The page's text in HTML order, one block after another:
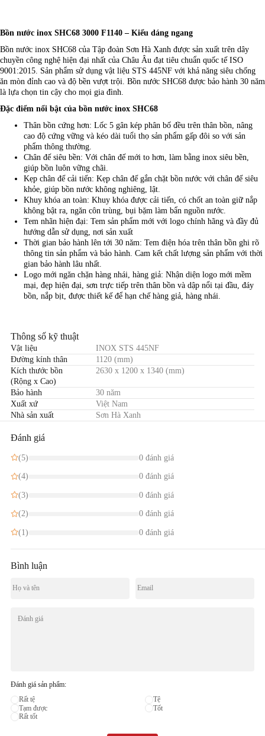
Bồn nước inox SHC68 3000 F1140 – Kiểu dáng ngang
Bồn nước inox SHC68 của Tập đoàn Sơn Hà Xanh được sản xuất trên dây
chuyền công nghệ hiện đại nhất của Châu Âu đạt tiêu chuẩn quốc tế ISO
9001:2015. Sản phẩm sử dụng vật liệu STS 445NF với khả năng siêu chống
ăn mòn đỉnh cao và độ bền vượt trội. Bồn nước SHC68 được bảo hành 30 năm
là lựa chọn tin cậy cho mọi gia đình.
Đặc điểm nổi bật của bồn nước inox SHC68
Thân bồn cứng hơn: Lốc 5 gân kép phân bố đều trên thân bồn, nâng
cao độ cứng vững và kéo dài tuổi thọ sản phẩm gấp đôi so với sản
phẩm thông thường.
Chân đế siêu bền: Với chân đế mới to hơn, làm bằng inox siêu bền,
giúp bồn luôn vững chãi.
Kẹp chân đế cải tiến: Kẹp chân đế gắn chặt bồn nước với chân đế siêu
khỏe, giúp bồn nước không nghiêng, lật.
Khuy khóa an toàn: Khuy khóa được cải tiến, có chốt an toàn giữ nắp
không bật ra, ngăn côn trùng, bụi bặm làm bẩn nguồn nước.
Tem nhãn hiện đại: Tem sản phẩm mới với logo chính hãng và đầy đủ
hướng dẫn sử dụng, nơi sản xuất
Thời gian bảo hành lên tới 30 năm: Tem điện hóa trên thân bồn ghi rõ
thông tin sản phẩm và bảo hành. Cam kết chất lượng sản phẩm với thời
gian bảo hành lâu nhất.
Logo mới ngăn chặn hàng nhái, hàng giả: Nhận diện logo mới mềm
mại, đẹp hiện đại, sơn trực tiếp trên thân bồn và dập nổi tại đầu, đáy
bồn, nắp bịt, được thiết kế để hạn chế hàng giả, hàng nhái.
Thông số kỹ thuật
Vật liệu
INOX STS 445NF
Đường kính thân
1120 (mm)
Kích thước bồn
(Rộng x Cao)
2630 x 1200 x 1340 (mm)
Bảo hành
30 năm
Xuất xứ
Việt Nam
Nhà sản xuất
Sơn Hà Xanh
Đánh giá
(5) 0 đánh giá
(4) 0 đánh giá
(3) 0 đánh giá
(2) 0 đánh giá
(1) 0 đánh giá
Bình luận
Đánh giá sản phẩm:
Rất tệ
Tệ
Tạm được
Tốt
Rất tốt